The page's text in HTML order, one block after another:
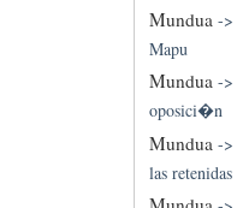
Mundua ->
Mapu
Mundua->
oposici�n
Mundua ->
las retenidas